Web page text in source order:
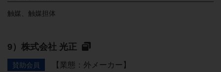
触媒、触媒担体
株式会社 光正
賛助会員 【業態：外メーカー】